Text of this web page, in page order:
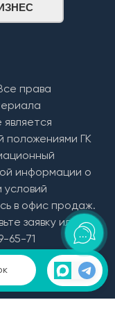
права
положениями ГК
информации о
условий
в офис продаж.
заявку или
65-71
и политика
персональных